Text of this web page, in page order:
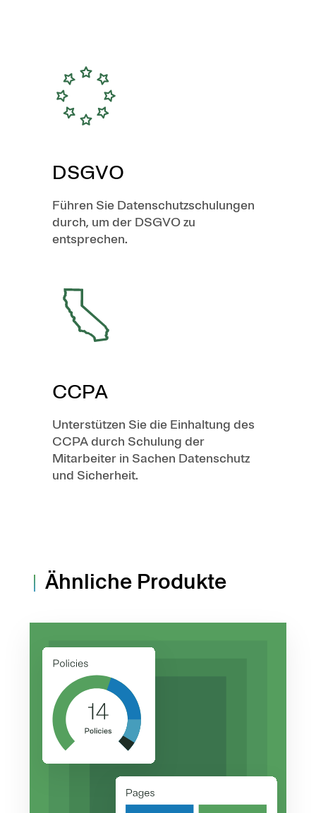
DSGVO
Führen Sie Datenschutzschulungen
durch, um der DSGVO zu
entsprechen.
CCPA
Unterstützen Sie die Einhaltung des
CCPA durch Schulung der
Mitarbeiter in Sachen Datenschutz
und Sicherheit.
Ähnliche Produkte